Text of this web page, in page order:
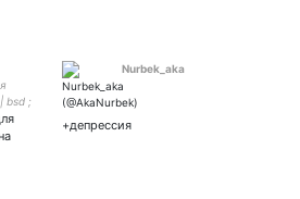
bsd ;
✨ |
я
Nurbek_aka
+депрессия